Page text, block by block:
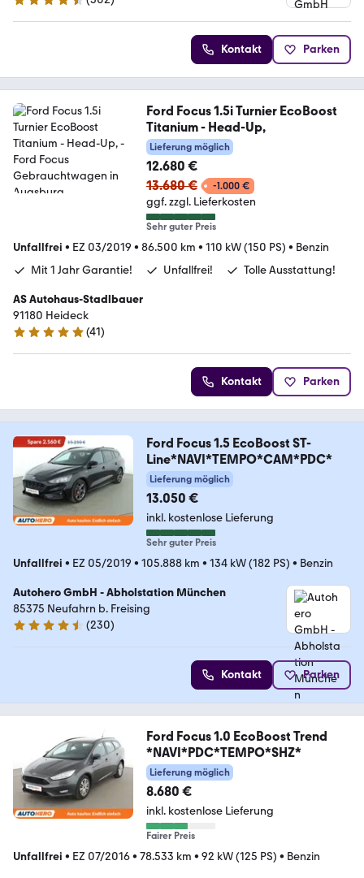
4.5 Sterne
Kontakt Parken
Ford Focus 1.5i Turnier EcoBoost
Titanium - Head-Up,
Lieferung möglich
12.680 €
13.680 €
-1.000 €
ggf. zzgl. Lieferkosten
Sehr guter Preis
Unfallfrei • EZ 03/2019 • 86.500 km • 110 kW (150 PS) • Benzin
Mit 1 Jahr Garantie!
Unfallfrei! Tolle Ausstattung!
AS Autohaus-Stadlbauer
91180 Heideck
5 Sterne
(41)
Kontakt Parken
Ford Focus 1.5 EcoBoost ST-
Line*NAVI*TEMPO*CAM*PDC*
Lieferung möglich
13.050 €
inkl. kostenlose Lieferung
Sehr guter Preis
Unfallfrei • EZ 05/2019 • 105.888 km • 134 kW (182 PS) • Benzin
Autohero GmbH - Abholstation München
85375 Neufahrn b. Freising
4.4 Sterne
(230)
Kontakt Parken
Ford Focus 1.0 EcoBoost Trend
*NAVI*PDC*TEMPO*SHZ*
Lieferung möglich
8.680 €
inkl. kostenlose Lieferung
Fairer Preis
Unfallfrei • EZ 07/2016• 78.533 km • 92 kW (125 PS) • Benzin